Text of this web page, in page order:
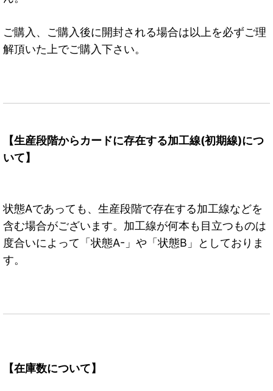
ご購入、ご購入後に開封される場合は以上を必ずご理
解頂いた上でご購入下さい。
【生産段階からカードに存在する加工線(初期線)につ
いて】
状態Aであっても、生産段階で存在する加工線などを
含む場合がございます。加工線が何本も目立つものは
度合いによって「状態A-」や「状態B」としておりま
す。
【在庫数について】